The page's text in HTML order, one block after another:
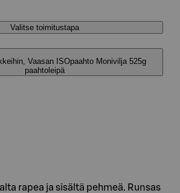
Valitse toimitustapa
Vaasan ISOpaahto Monivilja 525g
paahtoleipä
rapea ja sisältä pehmeä. Runsas